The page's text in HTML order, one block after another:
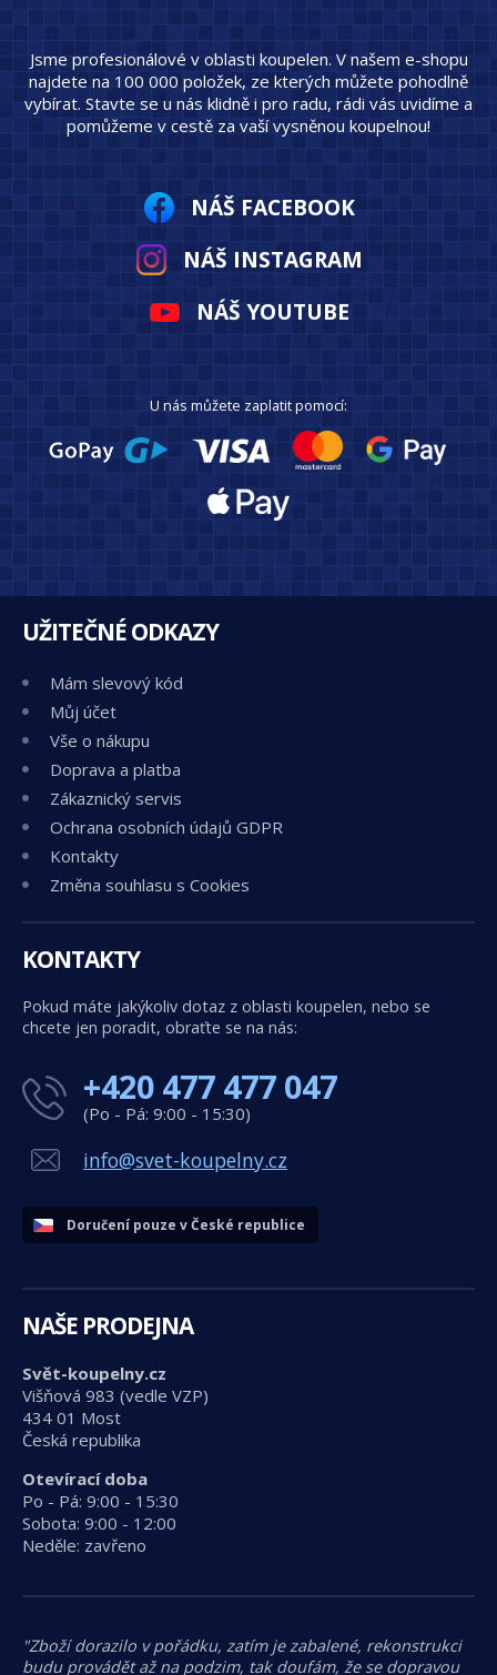
Jsme profesionálové v oblasti koupelen. V našem e-shopu
najdete na 100 000 položek, ze kterých můžete pohodlně
vybírat. Stavte se u nás klidně i pro radu, rádi vás uvidíme a
pomůžeme v cestě za vaší vysněnou koupelnou!
NÁŠ FACEBOOK
NÁŠ INSTAGRAM
NÁŠ YOUTUBE
U nás můžete zaplatit pomocí:
UŽITEČNÉ ODKAZY
Mám slevový kód
Můj účet
Vše o nákupu
Doprava a platba
Zákaznický servis
Ochrana osobních údajů GDPR
Kontakty
Změna souhlasu s Cookies
KONTAKTY
Pokud máte jakýkoliv dotaz z oblasti koupelen, nebo se
chcete jen poradit, obraťte se na nás:
+420 477 477 047
(Po - Pá: 9:00 - 15:30)
info@svet-koupelny.cz
Doručení pouze v České republice
NAŠE PRODEJNA
Svět-koupelny.cz
Višňová 983 (vedle VZP)
434 01 Most
Česká republika
Otevírací doba
Po - Pá: 9:00 - 15:30
Sobota: 9:00 - 12:00
Neděle: zavřeno
"Zboží dorazilo v pořádku, zatím je zabalené, rekonstrukci
budu provádět až na podzim, tak doufám, že se dopravou